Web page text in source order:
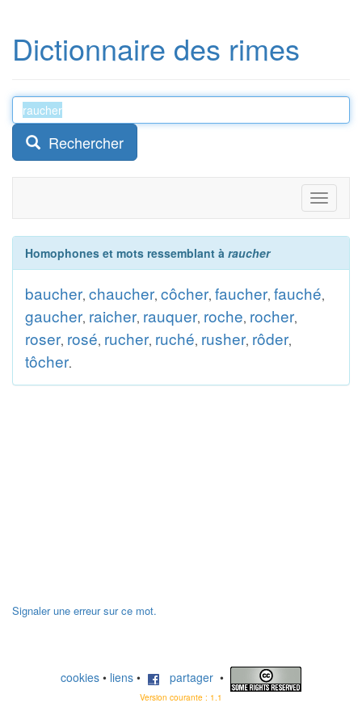
Dictionnaire des rimes
Rechercher
Toggle
Homophones et mots ressemblant à raucher
baucher, chaucher, côcher, faucher, fauché,
gaucher, raicher, rauquer, roche, rocher,
roser, rosé, rucher, ruché, rusher, rôder,
tôcher.
Signaler une erreur sur ce mot.
cookies • liens • partager •
Version courante : 1.1